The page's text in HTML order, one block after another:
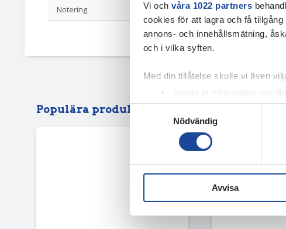
Vi och våra 1022 partners
cookies för att lagra och få
annons- och innehållsmätning,
och i vilka syften.
Med din tillåtelse skulle vi även
Samla in information om
Identifiera din enhet
Ta reda på mer om hur dina
eller dra tillbaka ditt samtycke när
Vi använder enhetsidentifierare
till de sociala medier och
Nödvändig
Avvisa
Notering 210/95-16 UN1
Populära produkter